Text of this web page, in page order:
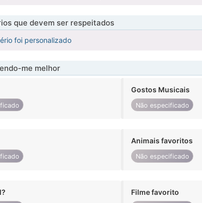
que devem ser respeitados
foi personalizado
me melhor
Gostos Musicais
Não especificado
Animais favoritos
Não especificado
Filme favorito